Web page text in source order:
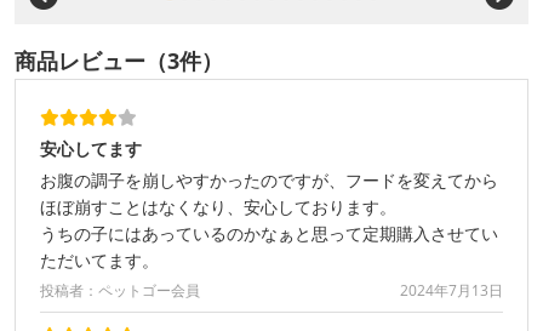
商品レビュー（3件）
安心してます
お腹の調子を崩しやすかったのですが、フードを変えてから
ほぼ崩すことはなくなり、安心しております。
うちの子にはあっているのかなぁと思って定期購入させてい
ただいてます。
投稿者：ペットゴー会員 2024年7月13日